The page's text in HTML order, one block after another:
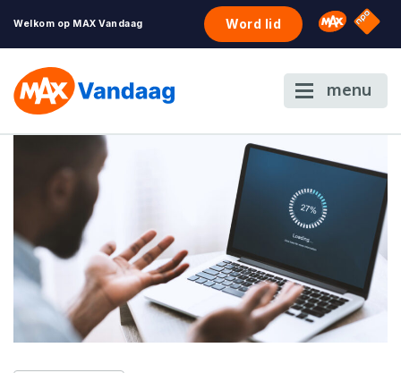
Welkom op MAX Vandaag Word lid Omroep
NPO
menu